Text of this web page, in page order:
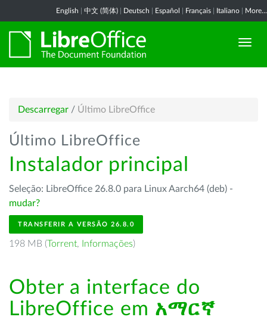
English 中文 (简体) Deutsch Español Français Italiano More...
Descarregar / Último LibreOffice
Último LibreOffice
Instalador principal
Seleção: LibreOffice 26.8.0 para Linux Aarch64 (deb) -
mudar?
TRANSFERIR A VERSÃO 26.8.0
198 MB (Torrent, Informações)
Obter a interface do
LibreOffice em አማርኛ